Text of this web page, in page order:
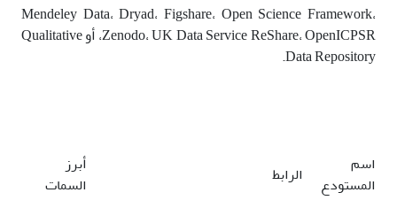
Mendeley Data، Dryad، Figshare، Open Science Framework،
Zenodo، UK Data Service ReShare، OpenICPSR، أو Qualitative
Data Repository.
اسم
المستودع
الرابط
أبرز
السمات